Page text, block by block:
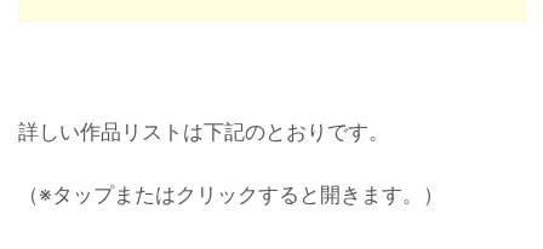
詳しい作品リストは下記のとおりです。
（※タップまたはクリックすると開きます。）